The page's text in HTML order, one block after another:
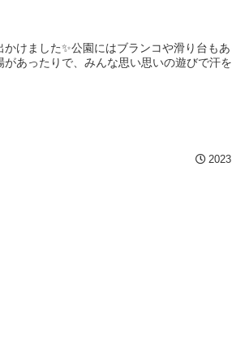
けました✨公園にはブランコや滑り台も
あったりで、みんな思い思いの遊びで汗